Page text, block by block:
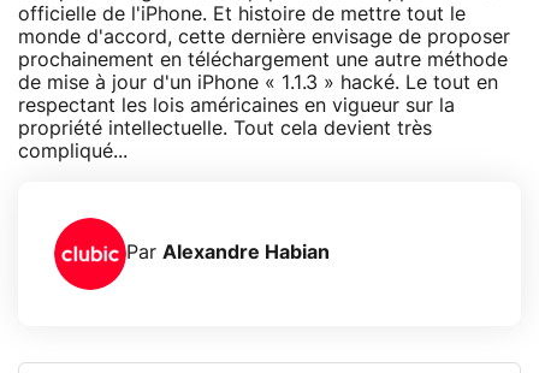
officielle de l'iPhone. Et histoire de mettre tout le
monde d'accord, cette dernière envisage de proposer
prochainement en téléchargement une autre méthode
de mise à jour d'un iPhone « 1.1.3 » hacké. Le tout en
respectant les lois américaines en vigueur sur la
propriété intellectuelle. Tout cela devient très
compliqué...
Par Alexandre Habian